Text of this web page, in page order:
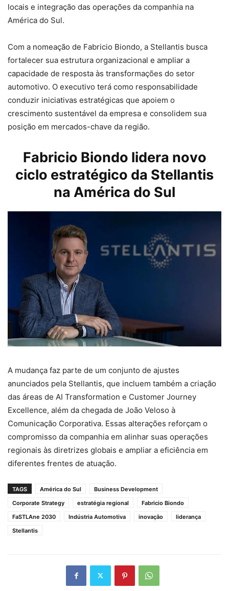
locais e integração das operações da companhia na
América do Sul.
Com a nomeação de Fabricio Biondo, a Stellantis busca
fortalecer sua estrutura organizacional e ampliar a
capacidade de resposta às transformações do setor
automotivo. O executivo terá como responsabilidade
conduzir iniciativas estratégicas que apoiem o
crescimento sustentável da empresa e consolidem sua
posição em mercados-chave da região.
Fabricio Biondo lidera novo
ciclo estratégico da Stellantis
na América do Sul
A mudança faz parte de um conjunto de ajustes
anunciados pela Stellantis, que incluem também a criação
das áreas de AI Transformation e Customer Journey
Excellence, além da chegada de João Veloso à
Comunicação Corporativa. Essas alterações reforçam o
compromisso da companhia em alinhar suas operações
regionais às diretrizes globais e ampliar a eficiência em
diferentes frentes de atuação.
TAGS América do Sul
Business Development
Corporate Strategy
estratégia regional
Fabricio Biondo
FaSTLAne 2030
Indústria Automotiva inovação
liderança
Stellantis